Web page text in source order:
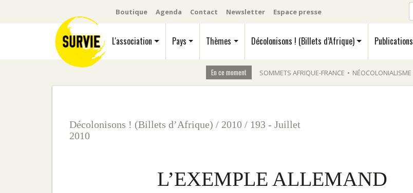
Boutique Agenda Contact Newsletter Espace presse
L'association Pays Thèmes Décolonisons ! (Billets d’Afrique) Publications
En ce moment SOMMETS AFRIQUE-FRANCE • NÉOCOLONIALISME
Décolonisons ! (Billets d’Afrique) / 2010 / 193 - Juillet
2010
L’EXEMPLE ALLEMAND